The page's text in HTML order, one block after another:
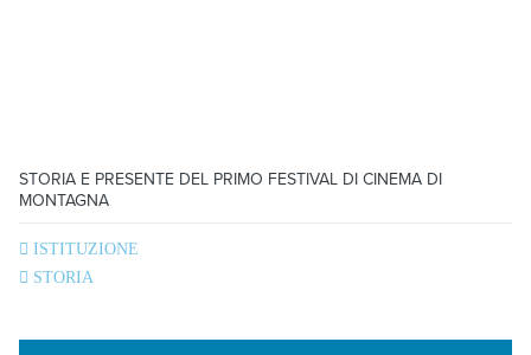
STORIA E PRESENTE DEL PRIMO FESTIVAL DI CINEMA DI
MONTAGNA
ISTITUZIONE
STORIA